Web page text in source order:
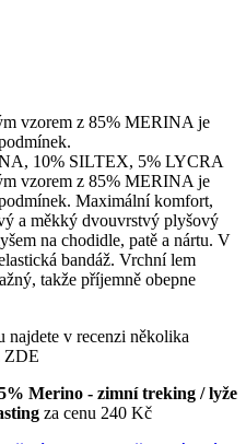
vzorem z 85% MERINA je
10% SILTEX, 5% LYCRA
vzorem z 85% MERINA je
Maximální komfort,
a měkký dvouvrstvý plyšový
na chodidle, patě a nártu. V
bandáž. Vrchní lem
takže příjemně obepne
najdete v recenzi několika
ZDE
Merino - zimní treking / lyže
za cenu 240 Kč